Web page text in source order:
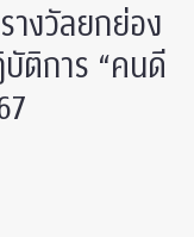
งวัลยกย่อง
ติการ “คนดี